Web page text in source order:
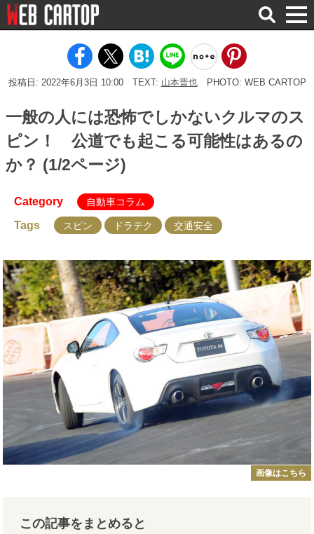
検
索
投稿日: 2022年6月3日 10:00 TEXT: 山本晋也 PHOTO: WEB CARTOP
一般の人には恐怖でしかないクルマのス
ピン！ 公道でも起こる可能性はあるの
か？ (1/2ページ)
Category 自動車コラム
Tags スピン ドラテク 交通安全
画像はこちら
この記事をまとめると